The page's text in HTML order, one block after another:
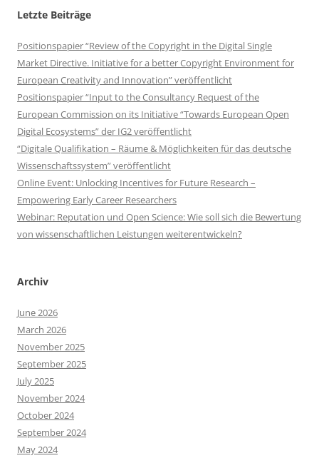
Letzte Beiträge
Positionspapier “Review of the Copyright in the Digital Single
Market Directive. Initiative for a better Copyright Environment for
European Creativity and Innovation” veröffentlicht
Positionspapier “Input to the Consultancy Request of the
European Commission on its Initiative “Towards European Open
Digital Ecosystems” der IG2 veröffentlicht
“Digitale Qualifikation – Räume & Möglichkeiten für das deutsche
Wissenschaftssystem” veröffentlicht
Online Event: Unlocking Incentives for Future Research –
Empowering Early Career Researchers
Webinar: Reputation und Open Science: Wie soll sich die Bewertung
von wissenschaftlichen Leistungen weiterentwickeln?
Archiv
June 2026
March 2026
November 2025
September 2025
July 2025
November 2024
October 2024
September 2024
May 2024